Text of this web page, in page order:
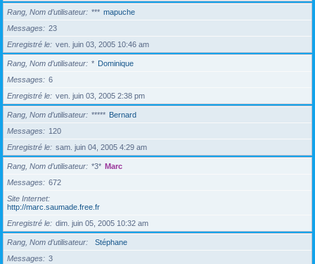
Rang, Nom d’utilisateur *** mapuche
Messages
23
Enregistré le
ven. juin 03, 2005 10:46 am
Rang, Nom d’utilisateur * Dominique
Messages
6
Enregistré le
ven. juin 03, 2005 2:38 pm
Rang, Nom d’utilisateur ***** Bernard
Messages
120
Enregistré le
sam. juin 04, 2005 4:29 am
Rang, Nom d’utilisateur *3* Marc
Messages
672
Site Internet
http://marc.saumade.free.fr
Enregistré le
dim. juin 05, 2005 10:32 am
Rang, Nom d’utilisateur
Stéphane
Messages
3